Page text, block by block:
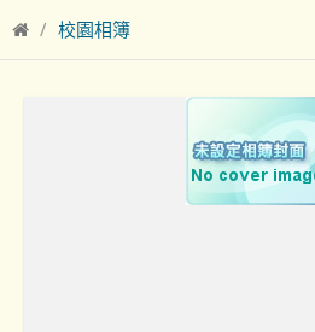
校園相簿